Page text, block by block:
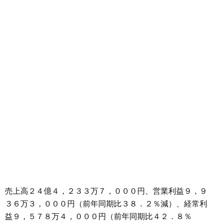
売上高２４億４，２３３万７，０００円、営業利益９，９
３６万３，０００円（前年同期比３８．２％減）、経常利
益９，５７８万４，０００円（前年同期比４２．８％